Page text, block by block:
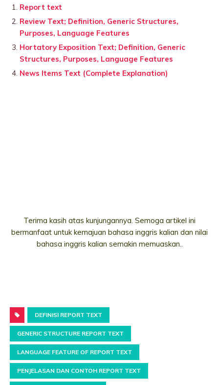
Report text
Review Text; Definition, Generic Structures,
Purposes, Language Features
Hortatory Exposition Text; Definition, Generic
Structures, Purposes, Language Features
News Items Text (Complete Explanation)
Terima kasih atas kunjungannya. Semoga artikel ini
bermanfaat untuk kemajuan bahasa inggris kalian dan nilai
bahasa inggris kalian semakin memuaskan..
DEFINISI REPORT TEXT
GENERIC STRUCTURE REPORT TEXT
LANGUAGE FEATURE OF REPORT TEXT
PENJELASAN DAN CONTOH REPORT TEXT